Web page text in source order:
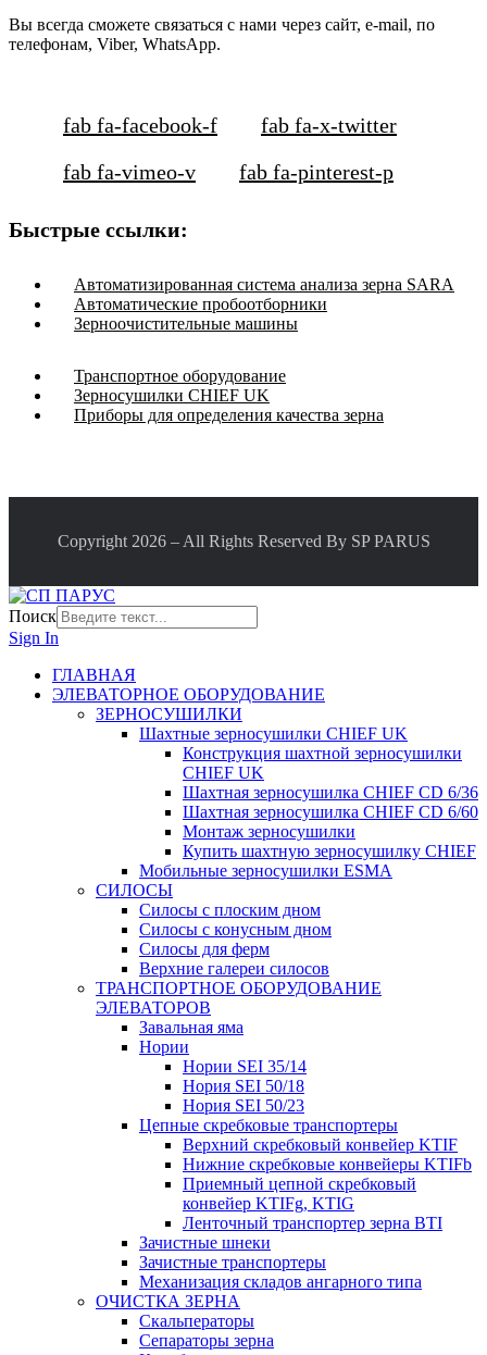
Вы всегда сможете связаться с нами через сайт, e-mail, по
телефонам, Viber, WhatsApp.
fab fa-facebook-f
fab fa-x-twitter
fab fa-vimeo-v
fab fa-pinterest-p
Быстрые ссылки:
Автоматизированная система анализа зерна SARA
Автоматические пробоотборники
Зерноочистительные машины
Транспортное оборудование
Зерносушилки CHIEF UK
Приборы для определения качества зерна
Copyright 2026 – All Rights Reserved By SP PARUS
Поиск
Sign In
ГЛАВНАЯ
ЭЛЕВАТОРНОЕ ОБОРУДОВАНИЕ
ЗЕРНОСУШИЛКИ
Шахтные зерносушилки CHIEF UK
Конструкция шахтной зерносушилки
CHIEF UK
Шахтная зерносушилка CHIEF CD 6/36
Шахтная зерносушилка CHIEF CD 6/60
Монтаж зерносушилки
Купить шахтную зерносушилку CHIEF
Мобильные зерносушилки ESMA
СИЛОСЫ
Силосы с плоским дном
Силосы с конусным дном
Силосы для ферм
Верхние галереи силосов
ТРАНСПОРТНОЕ ОБОРУДОВАНИЕ
ЭЛЕВАТОРОВ
Завальная яма
Нории
Нории SEI 35/14
Нория SEI 50/18
Нория SEI 50/23
Цепные скребковые транспортеры
Верхний скребковый конвейер KTIF
Нижние скребковые конвейеры KTIFb
Приемный цепной скребковый
конвейер KTIFg, KTIG
Ленточный транспортер зерна BTI
Зачистные шнеки
Зачистные транспортеры
Механизация складов ангарного типа
ОЧИСТКА ЗЕРНА
Скальператоры
Сепараторы зерна